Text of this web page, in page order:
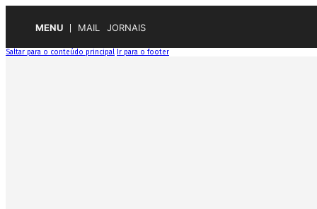
MENU MAIL JORNAIS
Saltar para o conteúdo principal Ir para o footer